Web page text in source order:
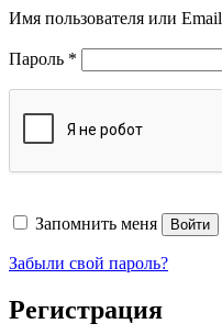
Имя пользователя или Email
Пароль *
Запомнить меня Войти
Забыли свой пароль?
Регистрация